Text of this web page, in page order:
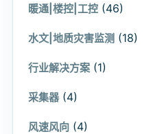
暖通|楼控|工控 (46)
水文|地质灾害监测 (18)
行业解决方案 (1)
采集器 (4)
风速风向 (4)